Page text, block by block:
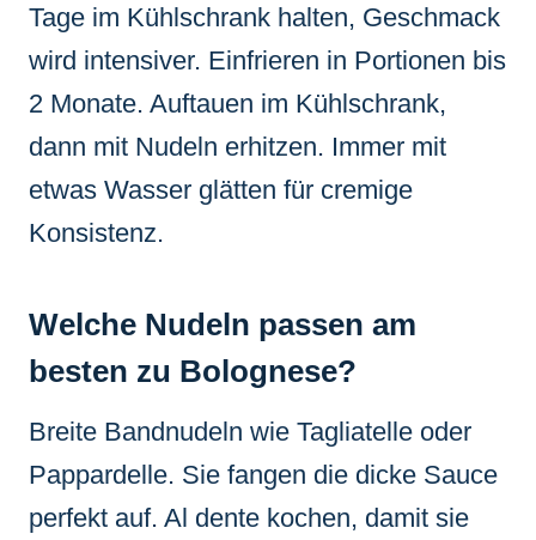
Tage im Kühlschrank halten, Geschmack
wird intensiver. Einfrieren in Portionen bis
2 Monate. Auftauen im Kühlschrank,
dann mit Nudeln erhitzen. Immer mit
etwas Wasser glätten für cremige
Konsistenz.
Welche Nudeln passen am
besten zu Bolognese?
Breite Bandnudeln wie Tagliatelle oder
Pappardelle. Sie fangen die dicke Sauce
perfekt auf. Al dente kochen, damit sie